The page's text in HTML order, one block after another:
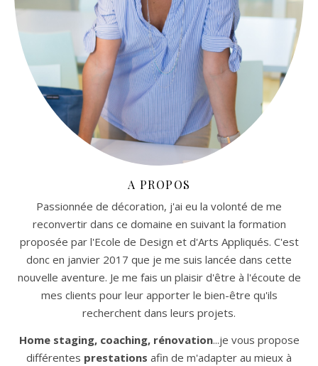
A PROPOS
Passionnée de décoration, j'ai eu la volonté de me
reconvertir dans ce domaine en suivant la formation
proposée par l'Ecole de Design et d'Arts Appliqués. C'est
donc en janvier 2017 que je me suis lancée dans cette
nouvelle aventure. Je me fais un plaisir d'être à l'écoute de
mes clients pour leur apporter le bien-être qu'ils
recherchent dans leurs projets.
Home staging, coaching, rénovation...je vous propose
différentes prestations afin de m'adapter au mieux à